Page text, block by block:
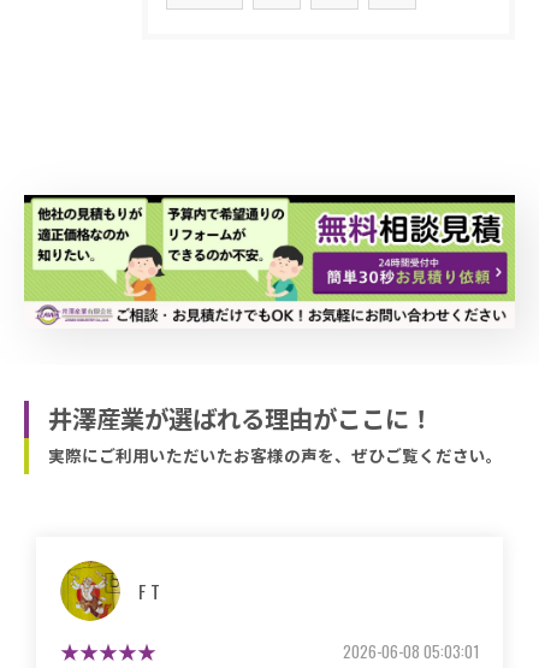
井澤産業が選ばれる理由がここに！
実際にご利用いただいたお客様の声を、ぜひご覧ください。
マサコ
2026-05-26 06:48:59